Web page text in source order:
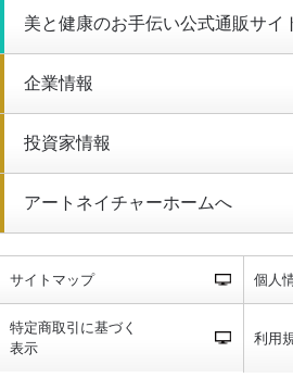
美と健康のお手伝い公式通販サイ
企業情報
投資家情報
アートネイチャーホームへ
サイトマップ 個人
特定商取引に基づく
表示
利用